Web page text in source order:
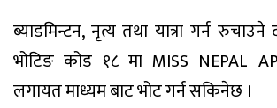
ब्याडमिन्टन, नृत्य तथा यात्रा गर्न
भोटिङ कोड १८ मा MISS NEPAL
लगायत माध्यम बाट भोट गर्न सकिनेछ ।